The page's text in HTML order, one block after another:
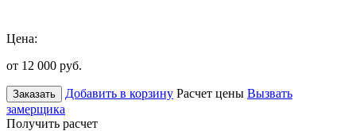
Цена:
от 12 000 руб.
Заказать Добавить в корзину Расчет цены Вызвать
замерщика
Получить расчет